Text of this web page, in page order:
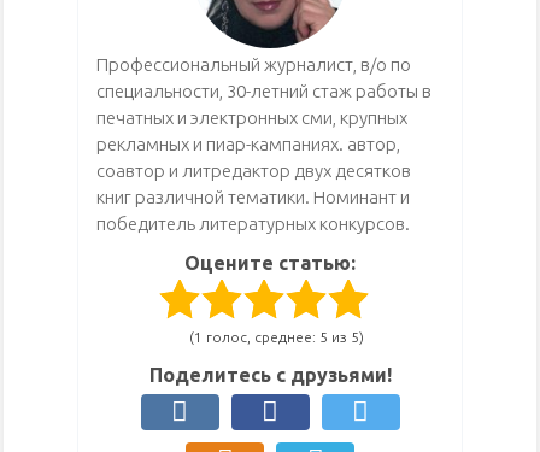
Профессиональный журналист, в/о по
специальности, 30-летний стаж работы в
печатных и электронных сми, крупных
рекламных и пиар-кампаниях. автор,
соавтор и литредактор двух десятков
книг различной тематики. Номинант и
победитель литературных конкурсов.
Оцените статью:
(1 голос, среднее: 5 из 5)
Поделитесь с друзьями!